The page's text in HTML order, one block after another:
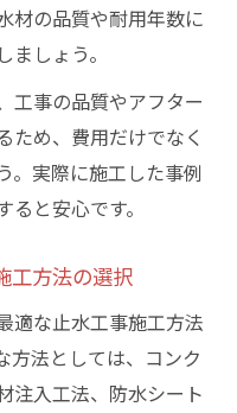
材の品質や耐用年数に
しょう。
工事の品質やアフター
ため、費用だけでなく
。実際に施工した事例
と安心です。
工方法の選択
適な止水工事施工方法
方法としては、コンク
注入工法、防水シート